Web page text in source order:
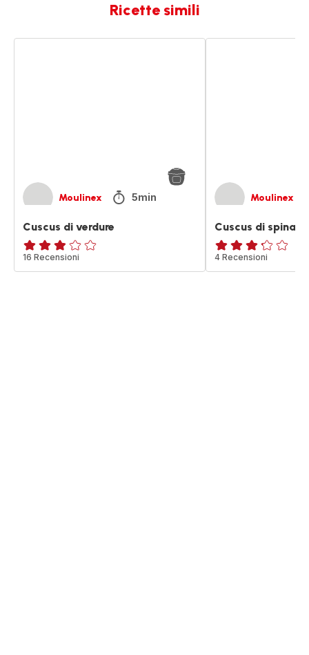
Ricette simili
Moulinex 5min
Cuscus di verdure
ratings.2.8
16 Recensioni
Moulinex
Cuscus di spinaci
ratings.3.2
4 Recensioni